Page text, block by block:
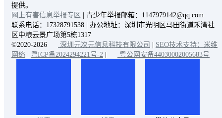
提供。
网上有害信息举报专区
| 青少年举报邮箱：1147979142@qq.com
联系电话：17328791538 | 办公地址：深圳市光明区马田街道禾湾社
区中粮云景广场第5栋1317
©2020-2026
深圳元次元信息科技有限公司
SEO技术支持：米维
网络
粤ICP备2024294221号-2 粤公网安备44030002005683号